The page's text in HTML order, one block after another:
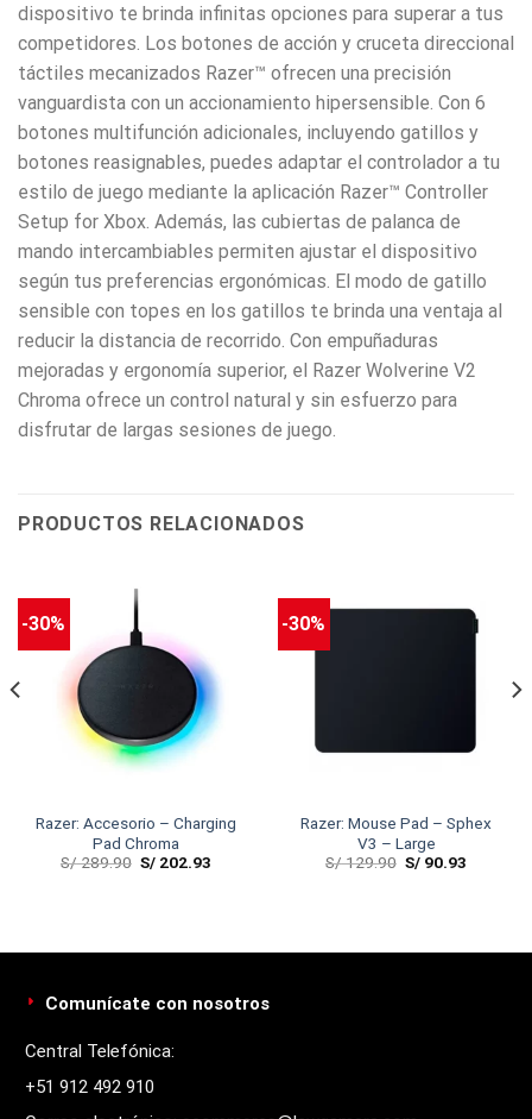
dispositivo te brinda infinitas opciones para superar a tus
competidores. Los botones de acción y cruceta direccional
táctiles mecanizados Razer™ ofrecen una precisión
vanguardista con un accionamiento hipersensible. Con 6
botones multifunción adicionales, incluyendo gatillos y
botones reasignables, puedes adaptar el controlador a tu
estilo de juego mediante la aplicación Razer™ Controller
Setup for Xbox. Además, las cubiertas de palanca de
mando intercambiables permiten ajustar el dispositivo
según tus preferencias ergonómicas. El modo de gatillo
sensible con topes en los gatillos te brinda una ventaja al
reducir la distancia de recorrido. Con empuñaduras
mejoradas y ergonomía superior, el Razer Wolverine V2
Chroma ofrece un control natural y sin esfuerzo para
disfrutar de largas sesiones de juego.
PRODUCTOS RELACIONADOS
-30%
Razer: Accesorio – Charging
Pad Chroma
S/289.90 S/ 202.93
-30%
Razer: Mouse Pad – Sphex
V3 – Large
S/129.90 S/ 90.93
Comunícate con nosotros
Central Telefónica:
+51 912 492 910